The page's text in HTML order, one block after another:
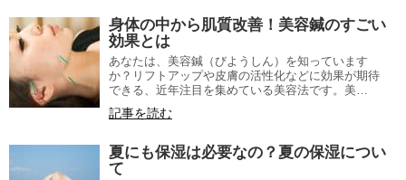
身体の中から肌質改善！美容鍼のすごい
効果とは
あなたは、美容鍼（びようしん）を知っています
か？リフトアップや皮膚の活性化などに効果が期待
できる、近年注目を集めている美容法です。美…
記事を読む
夏にも保湿は必要なの？夏の保湿につい
て